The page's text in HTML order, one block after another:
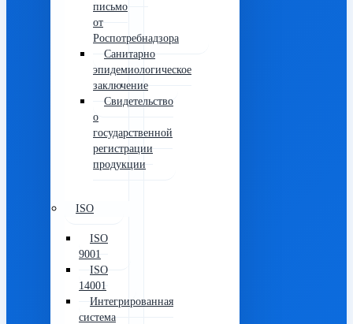
письмо
от
Роспотребнадзора
Санитарно
эпидемиологическое
заключение
Свидетельство
о
государственной
регистрации
продукции
ISO
ISO
9001
ISO
14001
Интегрированная
система